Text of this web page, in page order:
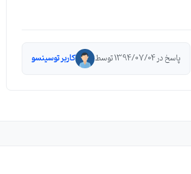
پاسخ در 1394/07/04 توسط کاربر توسینسو